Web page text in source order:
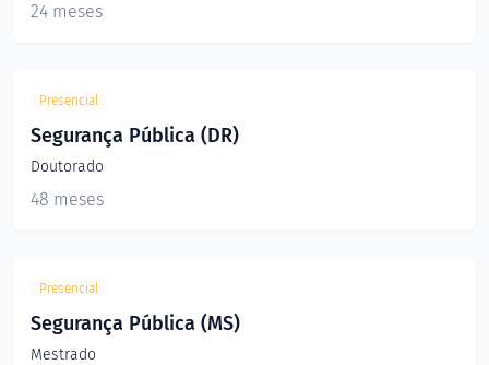
24 meses
Presencial
Segurança Pública (DR)
Doutorado
48 meses
Presencial
Segurança Pública (MS)
Mestrado